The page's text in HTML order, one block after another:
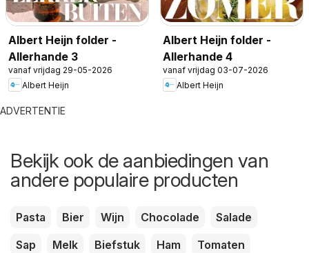
Albert Heijn folder -
Allerhande 3
vanaf vrijdag 29-05-2026
Albert Heijn
Albert Heijn folder -
Allerhande 4
vanaf vrijdag 03-07-2026
Albert Heijn
ADVERTENTIE
Bekijk ook de aanbiedingen van
andere populaire producten
Pasta Bier Wijn Chocolade
Salade
Sap
Melk Biefstuk Ham
Tomaten